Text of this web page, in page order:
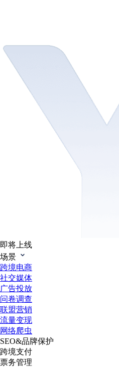
即将上线
场景
跨境电商
社交媒体
广告投放
问卷调查
联盟营销
流量变现
网络爬虫
SEO&品牌保护
跨境支付
票务管理